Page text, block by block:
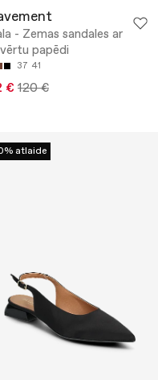
- Zemas sandales ar
papēdi
37 41
€ 120 €
atlaide